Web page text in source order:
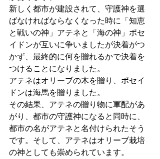
新しく都市が建設されて、守護神を選
ばなければならなくなった時に「知恵
と戦いの神」アテネと「海の神」ポセ
イドンが互いに争いましたが決着がつ
かず、最終的に何を贈れるかで決着を
つけることになりました。
アテネはオリーブの木を贈り、ポセイ
ドンは海馬を贈りました。
その結果、アテネの贈り物に軍配があ
がり、都市の守護神になると同時に、
都市の名がアテネと名付けられたそう
です。そして、アテネはオリーブ栽培
の神としても崇められています。